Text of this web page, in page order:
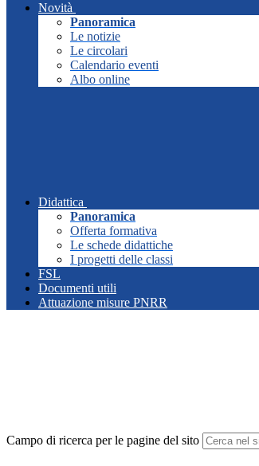
Novità
Panoramica
Le notizie
Le circolari
Calendario eventi
Albo online
Didattica
Panoramica
Offerta formativa
Le schede didattiche
I progetti delle classi
FSL
Documenti utili
Attuazione misure PNRR
Campo di ricerca per le pagine del sito